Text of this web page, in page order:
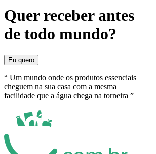
Quer receber antes
de todo mundo?
Eu quero
“ Um mundo onde os produtos essenciais
cheguem na sua casa com a mesma
facilidade que a água chega na torneira ”